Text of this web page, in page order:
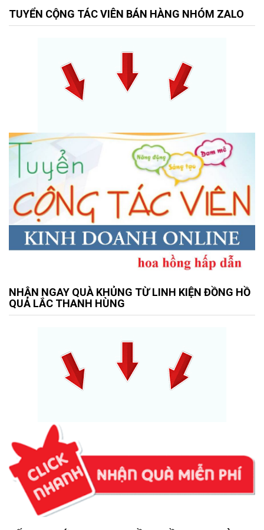
TUYỂN CỘNG TÁC VIÊN BÁN HÀNG NHÓM ZALO
NHẬN NGAY QUÀ KHỦNG TỪ LINH KIỆN ĐỒNG HỒ
QUẢ LẮC THANH HÙNG